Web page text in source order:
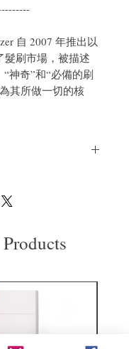
自 2007 年推出以
髮刷市場，被描述
神奇”和“必備的刷
其所做一切的核
前7天內通過電子郵件